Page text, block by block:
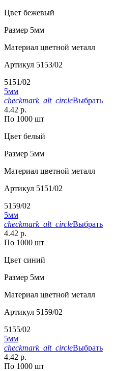
Цвет бежевый
Размер 5мм
Материал цветной металл
Артикул 5153/02
5151/02
5мм
checkmark_alt_circleВыбрать
4.42 р.
По 1000 шт
Цвет белый
Размер 5мм
Материал цветной металл
Артикул 5151/02
5159/02
5мм
checkmark_alt_circleВыбрать
4.42 р.
По 1000 шт
Цвет синий
Размер 5мм
Материал цветной металл
Артикул 5159/02
5155/02
5мм
checkmark_alt_circleВыбрать
4.42 р.
По 1000 шт